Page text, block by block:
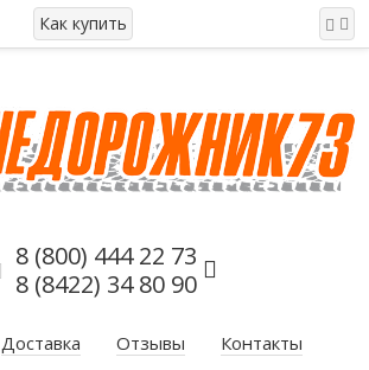
Как купить
8 (800) 444 22 73
8 (8422) 34 80 90
Доставка Отзывы
Контакты